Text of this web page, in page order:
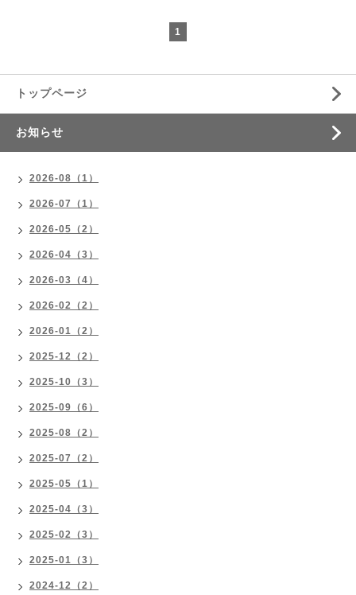
1
トップページ
お知らせ
2026-08（1）
2026-07（1）
2026-05（2）
2026-04（3）
2026-03（4）
2026-02（2）
2026-01（2）
2025-12（2）
2025-10（3）
2025-09（6）
2025-08（2）
2025-07（2）
2025-05（1）
2025-04（3）
2025-02（3）
2025-01（3）
2024-12（2）